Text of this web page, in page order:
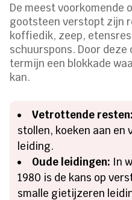
De meest voorkomende
gootsteen verstopt zijn
koffiedik, zeep,
schuurspons. Door
termijn een blokkade
kan.
Vetrottende resten:
stollen, koeken aan en
leiding.
Oude leidingen: In
1980 is de kans op
smalle gietijzeren